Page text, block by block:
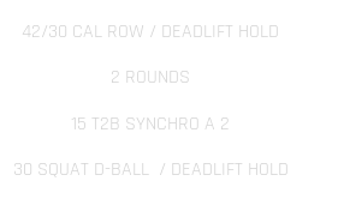
42/30 CAL ROW / DEADLIFT HOLD
2 ROUNDS
15 T2B SYNCHRO A 2
30 SQUAT D-BALL / DEADLIFT HOLD